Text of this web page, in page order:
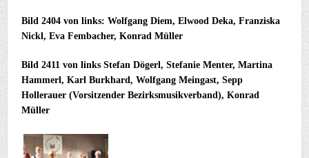
Bild 2404 von links: Wolfgang Diem, Elwood Deka, Franziska
Nickl, Eva Fembacher, Konrad Müller
Bild 2411 von links Stefan Dögerl, Stefanie Menter, Martina
Hammerl, Karl Burkhard, Wolfgang Meingast, Sepp
Hollerauer (Vorsitzender Bezirksmusikverband), Konrad
Müller